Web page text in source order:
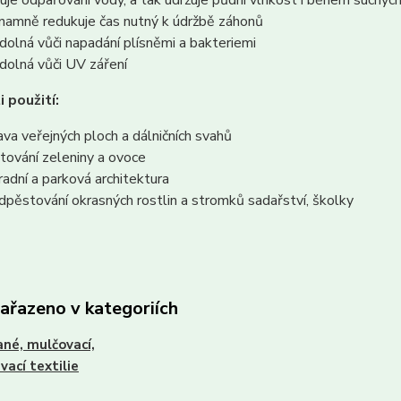
redukuje čas nutný k údržbě záhonů
vůči napadání plísněmi a bakteriemi
vůči UV záření
použití:
veřejných ploch a dálničních svahů
zeleniny a ovoce
a parková architektura
okrasných rostlin a stromků sadařství, školky
v kategoriích
mulčovací,
textilie